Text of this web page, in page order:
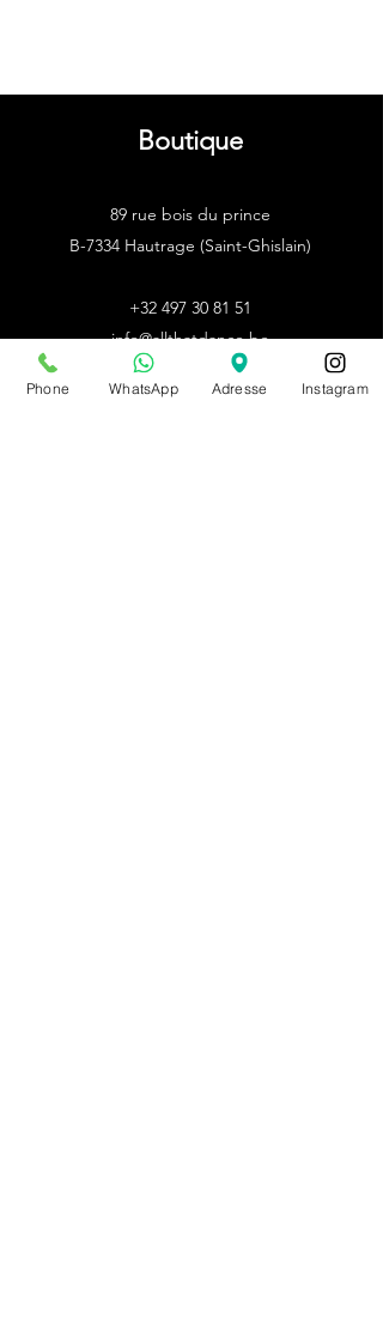
Boutique
89 rue bois du prince
B-7334 Hautrage (Saint-Ghislain)
+32 497 30 81 51
info@allthatdance.be
HORAIRES D'ETE BOUTIQUE
Phone WhatsApp Adresse Instagram